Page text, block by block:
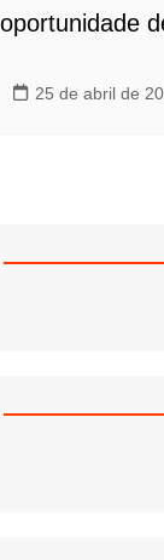
25 de abril de